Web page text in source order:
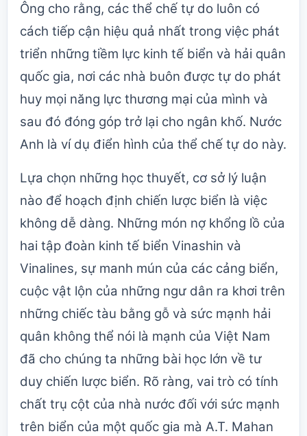
Ông cho rằng, các thể chế tự do luôn có
cách tiếp cận hiệu quả nhất trong việc phát
triển những tiềm lực kinh tế biển và hải quân
quốc gia, nơi các nhà buôn được tự do phát
huy mọi năng lực thương mại của mình và
sau đó đóng góp trở lại cho ngân khố. Nước
Anh là ví dụ điển hình của thể chế tự do này.
Lựa chọn những học thuyết, cơ sở lý luận
nào để hoạch định chiến lược biển là việc
không dễ dàng. Những món nợ khổng lồ của
hai tập đoàn kinh tế biển Vinashin và
Vinalines, sự manh mún của các cảng biển,
cuộc vật lộn của những ngư dân ra khơi trên
những chiếc tàu bằng gỗ và sức mạnh hải
quân không thể nói là mạnh của Việt Nam
đã cho chúng ta những bài học lớn về tư
duy chiến lược biển. Rõ ràng, vai trò có tính
chất trụ cột của nhà nước đối với sức mạnh
trên biển của một quốc gia mà A.T. Mahan